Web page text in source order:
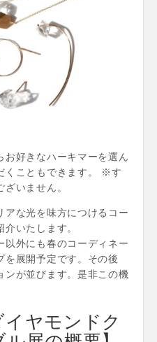
お好きなハーキマーを選ん
くこともできます。 ※す
いません。
アな光を味方につけるコー
いたします。
以外にも春のコーディネー
を展開予定です。その後
ンが並びます。是非この機
イヤモンドク